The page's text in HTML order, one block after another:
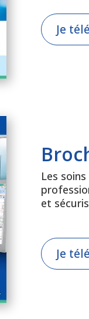
Je
Les
et
Je